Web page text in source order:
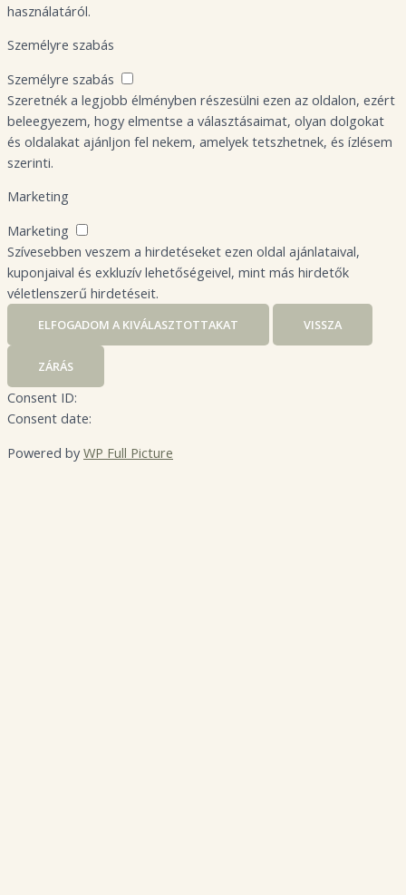
használatáról.
Személyre szabás
Személyre szabás
Szeretnék a legjobb élményben részesülni ezen az oldalon, ezért
beleegyezem, hogy elmentse a választásaimat, olyan dolgokat
és oldalakat ajánljon fel nekem, amelyek tetszhetnek, és ízlésem
szerinti.
Marketing
Marketing
Szívesebben veszem a hirdetéseket ezen oldal ajánlataival,
kuponjaival és exkluzív lehetőségeivel, mint más hirdetők
véletlenszerű hirdetéseit.
ELFOGADOM A KIVÁLASZTOTTAKAT VISSZA
ZÁRÁS
Consent ID:
Consent date:
Powered by WP Full Picture